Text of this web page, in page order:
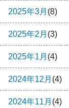
2025年3月 (8)
2025年2月 (3)
2025年1月 (4)
2024年12月 (4)
2024年11月 (4)